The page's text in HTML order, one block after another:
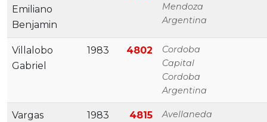
Emiliano
Benjamin
Mendoza
Argentina
Villalobo
Gabriel
1983 4802
Cordoba
Capital
Cordoba
Argentina
Vargas
1983 4815
Avellaneda